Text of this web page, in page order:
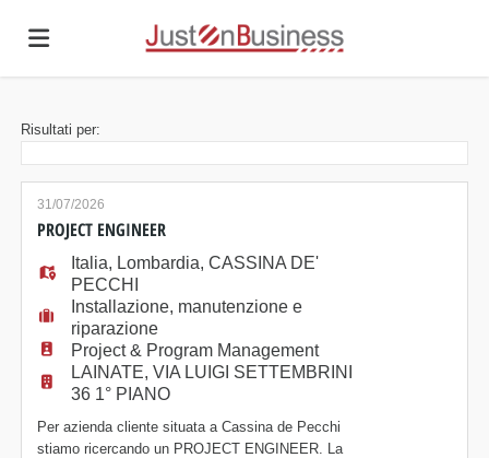
Offerte
di
lavoro
Carica
il
CV
Login
Risultati per:
31/07/2026
PROJECT ENGINEER
Italia, Lombardia, CASSINA DE'
PECCHI
Installazione, manutenzione e
riparazione
Project & Program Management
LAINATE, VIA LUIGI SETTEMBRINI
36 1° PIANO
Per azienda cliente situata a Cassina de Pecchi
stiamo ricercando un PROJECT ENGINEER. La